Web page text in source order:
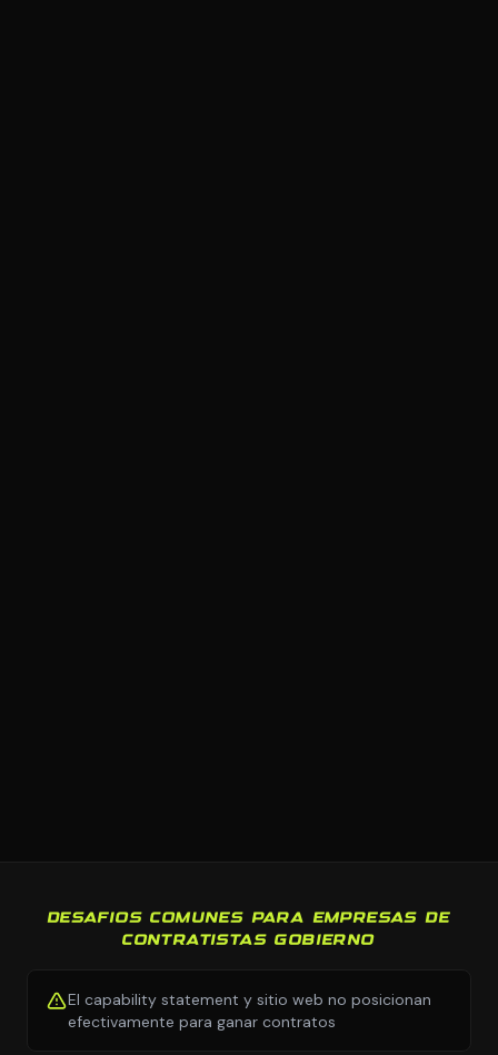
DESAFIOS COMUNES PARA EMPRESAS DE
CONTRATISTAS GOBIERNO
El capability statement y sitio web no posicionan
efectivamente para ganar contratos